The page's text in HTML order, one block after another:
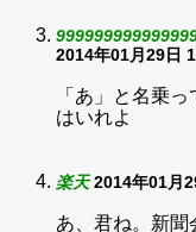
2014年01月29日
「あ」と名乗
はいれよ
楽天 2014年01月
あ、君ね。新聞